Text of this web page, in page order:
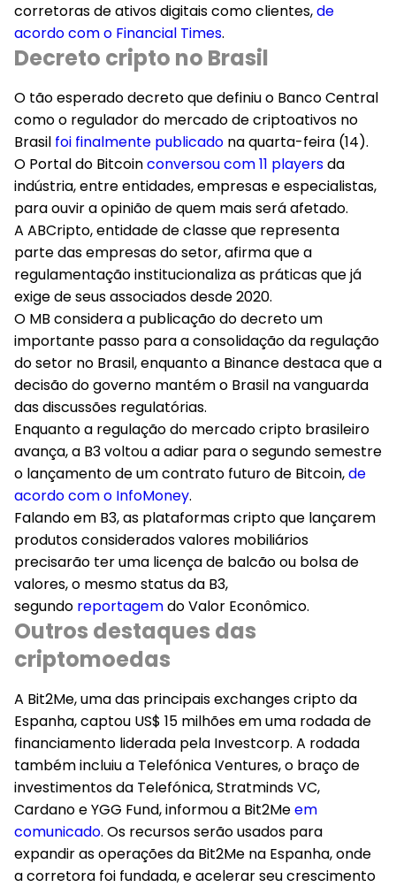
corretoras de ativos digitais como clientes,de
acordo com o Financial Times.
Decreto cripto no Brasil
O tão esperado decreto que definiu o Banco Central
como o regulador do mercado de criptoativos no
Brasil foi finalmente publicado na quarta-feira (14).
O Portal do Bitcoinconversou com 11 playersda
indústria, entre entidades, empresas e especialistas,
para ouvir a opinião de quem mais será afetado.
A ABCripto, entidade de classe que representa
parte das empresas do setor, afirma que a
regulamentação institucionaliza as práticas que já
exige de seus associados desde 2020.
O MB considera a publicação do decreto um
importante passo para a consolidação da regulação
do setor no Brasil, enquanto a Binance destaca que a
decisão do governo mantém o Brasil na vanguarda
das discussões regulatórias.
Enquanto a regulação do mercado cripto brasileiro
avança, a B3 voltou a adiar para o segundo semestre
o lançamento de um contrato futuro de Bitcoin,de
acordo com o InfoMoney.
Falando em B3, as plataformas cripto que lançarem
produtos considerados valores mobiliários
precisarão ter uma licença de balcão ou bolsa de
valores, o mesmo status da B3,
segundo reportagemdo Valor Econômico.
Outros destaques das
criptomoedas
A Bit2Me, uma das principais exchanges cripto da
Espanha, captou US$ 15 milhões em uma rodada de
financiamento liderada pela Investcorp. A rodada
também incluiu a Telefónica Ventures, o braço de
investimentos da Telefónica, Stratminds VC,
Cardano e YGG Fund, informou a Bit2Meem
comunicado. Os recursos serão usados para
expandir as operações da Bit2Me na Espanha, onde
a corretora foi fundada, e acelerar seu crescimento